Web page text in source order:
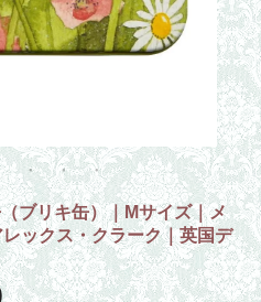
ブリキ缶）｜Mサイズ｜メ
ックス・クラーク｜英国デ